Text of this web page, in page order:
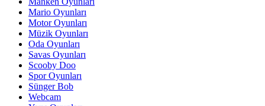
Mario Oyunları
Motor Oyunları
Müzik Oyunları
Oda Oyunları
Savas Oyunları
Scooby Doo
Spor Oyunları
Sünger Bob
Webcam